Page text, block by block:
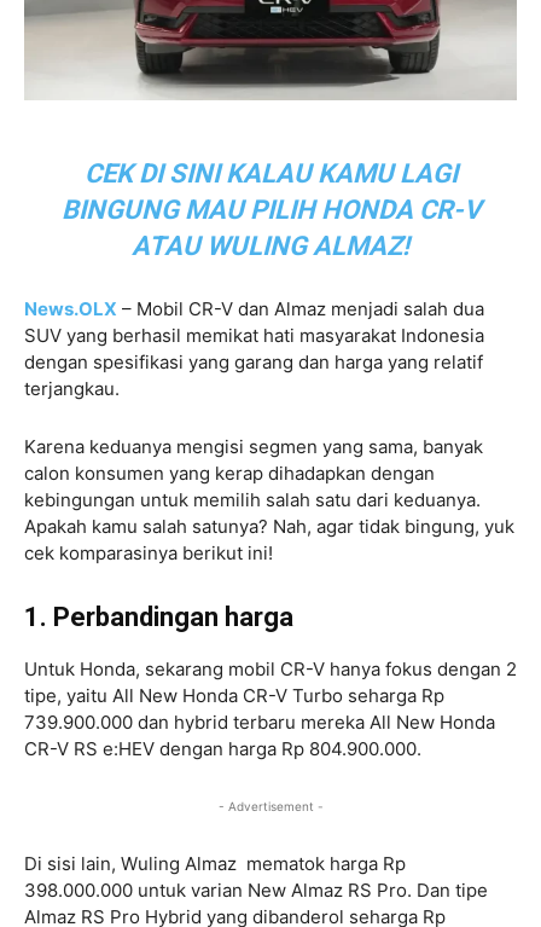
CEK DI SINI KALAU KAMU LAGI
BINGUNG MAU PILIH HONDA CR-V
ATAU WULING ALMAZ!
News.OLX – Mobil CR-V dan Almaz menjadi salah dua
SUV yang berhasil memikat hati masyarakat Indonesia
dengan spesifikasi yang garang dan harga yang relatif
terjangkau.
Karena keduanya mengisi segmen yang sama, banyak
calon konsumen yang kerap dihadapkan dengan
kebingungan untuk memilih salah satu dari keduanya.
Apakah kamu salah satunya? Nah, agar tidak bingung, yuk
cek komparasinya berikut ini!
1. Perbandingan harga
Untuk Honda, sekarang mobil CR-V hanya fokus dengan 2
tipe, yaitu All New Honda CR-V Turbo seharga Rp
739.900.000 dan hybrid terbaru mereka All New Honda
CR-V RS e:HEV dengan harga Rp 804.900.000.
- Advertisement -
Di sisi lain, Wuling Almaz mematok harga Rp
398.000.000 untuk varian New Almaz RS Pro. Dan tipe
Almaz RS Pro Hybrid yang dibanderol seharga Rp